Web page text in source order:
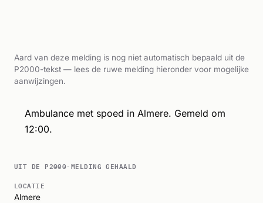
Aard van deze melding is nog niet automatisch bepaald uit de
P2000-tekst — lees de ruwe melding hieronder voor mogelijke
aanwijzingen.
Ambulance met spoed in Almere. Gemeld om
12:00.
UIT DE P2000-MELDING GEHAALD
LOCATIE
Almere